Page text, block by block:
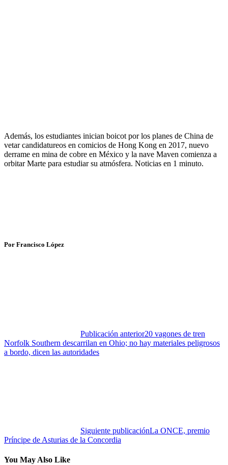
Además, los estudiantes inician boicot por los planes de China de
vetar candidatureos en comicios de Hong Kong en 2017, nuevo
derrame en mina de cobre en México y la nave Maven comienza a
orbitar Marte para estudiar su atmósfera. Noticias en 1 minuto.
Por Francisco López
Publicación anterior20 vagones de tren
Norfolk Southern descarrilan en Ohio; no hay materiales peligrosos
a bordo, dicen las autoridades
Siguiente publicaciónLa ONCE, premio
Príncipe de Asturias de la Concordia
You May Also Like